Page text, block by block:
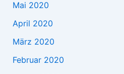
Mai 2020
April 2020
März 2020
Februar 2020